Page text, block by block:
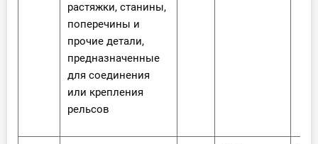
растяжки, станины,
поперечины и
прочие детали,
предназначенные
для соединения
или крепления
рельсов